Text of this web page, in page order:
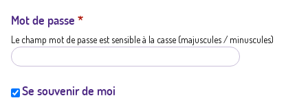
t
i
Mot de passe *
Le champ mot de passe est sensible à la casse (majuscules / minuscules)
Se souvenir de moi